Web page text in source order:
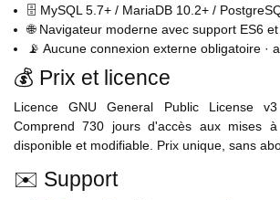
🗄️ MySQL 5.7+ / MariaDB 10.2+ /
🌐 Navigateur moderne avec support ES6
📡 Aucune connexion externe obligatoire ·
💰 Prix et licence
Licence GNU General Public License v3
Comprend 730 jours d'accès aux mises
disponible et modifiable. Prix unique, sans
✉️ Support